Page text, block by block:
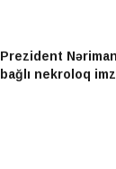
Prezident
bağlı nekroloq